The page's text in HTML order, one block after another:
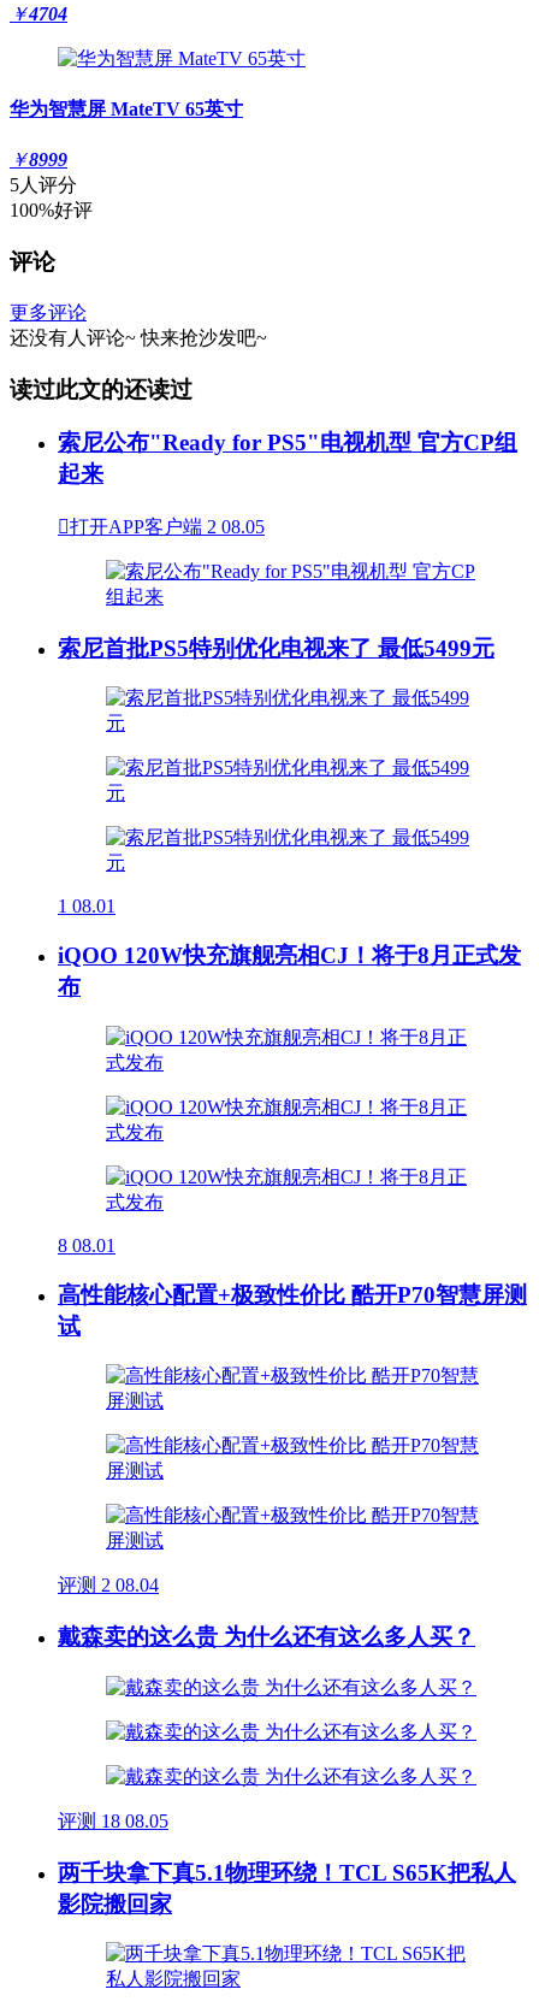
￥4704
华为智慧屏 MateTV 65英寸
￥8999
5人评分
100%好评
评论
更多评论
还没有人评论~ 快来抢沙发吧~
读过此文的还读过
索尼公布"Ready for PS5"电视机型 官方CP组
起来
打开APP客户端 2 08.05
索尼首批PS5特别优化电视来了 最低5499元
1 08.01
iQOO 120W快充旗舰亮相CJ！将于8月正式发
布
8 08.01
高性能核心配置+极致性价比 酷开P70智慧屏测
试
评测 2 08.04
戴森卖的这么贵 为什么还有这么多人买？
评测 18 08.05
两千块拿下真5.1物理环绕！TCL S65K把私人
影院搬回家